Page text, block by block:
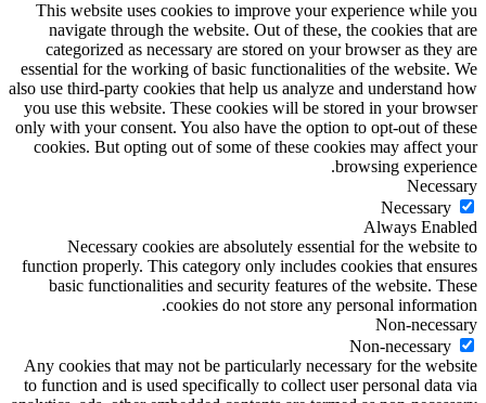
This website uses cookies to improve your experience while you
navigate through the website. Out of these, the cookies that are
categorized as necessary are stored on your browser as they are
essential for the working of basic functionalities of the website. We
also use third-party cookies that help us analyze and understand how
you use this website. These cookies will be stored in your browser
only with your consent. You also have the option to opt-out of these
cookies. But opting out of some of these cookies may affect your
browsing experience.
Necessary
Necessary
Always Enabled
Necessary cookies are absolutely essential for the website to
function properly. This category only includes cookies that ensures
basic functionalities and security features of the website. These
cookies do not store any personal information.
Non-necessary
Non-necessary
Any cookies that may not be particularly necessary for the website
to function and is used specifically to collect user personal data via